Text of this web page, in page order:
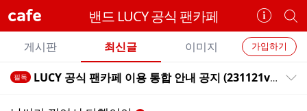
cafe 밴드 LUCY 공식 팬카페
카
페
정
보
보
개
별
카
페
검
카
페
가입하기
게시판 최신글 이미지
전필독 LUCY 공식 팬카페 이용 통합 안내 공지 (231121ver / +ENG)